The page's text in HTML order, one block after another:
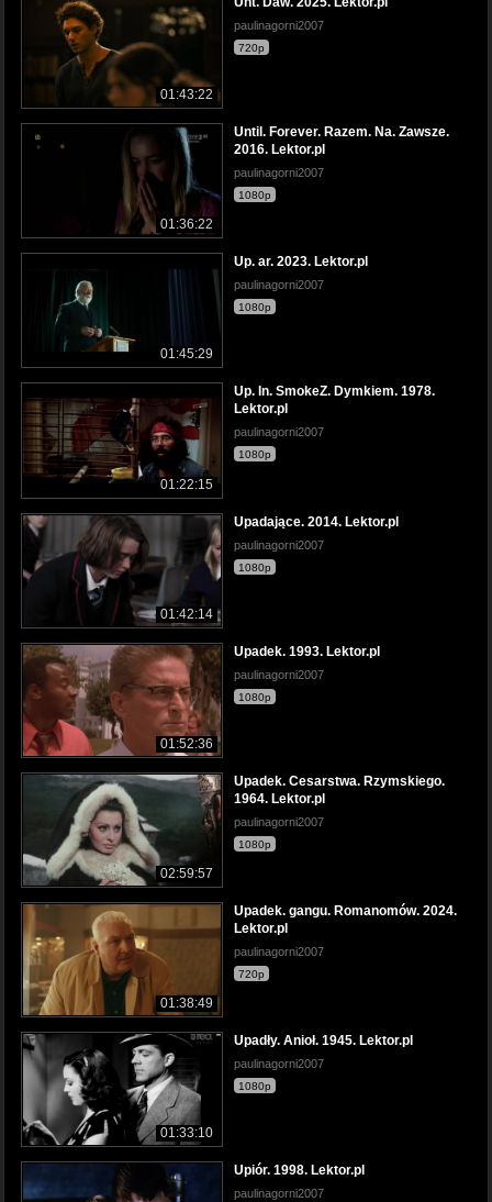
01:43:22
paulinagorni2007
720p
01:36:22
Until. Forever. Razem. Na. Zawsze.
2016. Lektor.pl
paulinagorni2007
1080p
01:45:29
Up. ar. 2023. Lektor.pl
paulinagorni2007
1080p
01:22:15
Up. In. SmokeZ. Dymkiem. 1978.
Lektor.pl
paulinagorni2007
1080p
01:42:14
Upadające. 2014. Lektor.pl
paulinagorni2007
1080p
01:52:36
Upadek. 1993. Lektor.pl
paulinagorni2007
1080p
02:59:57
Upadek. Cesarstwa. Rzymskiego.
1964. Lektor.pl
paulinagorni2007
1080p
01:38:49
Upadek. gangu. Romanomów. 2024.
Lektor.pl
paulinagorni2007
720p
01:33:10
Upadły. Anioł. 1945. Lektor.pl
paulinagorni2007
1080p
Upiór. 1998. Lektor.pl
paulinagorni2007